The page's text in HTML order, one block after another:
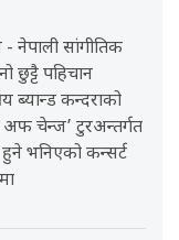
नेपाली सांगीतिक
छुट्टै पहिचान
ब्यान्ड कन्दराको
अफ चेन्ज’ टुरअन्तर्गत
भनिएको कन्सर्ट